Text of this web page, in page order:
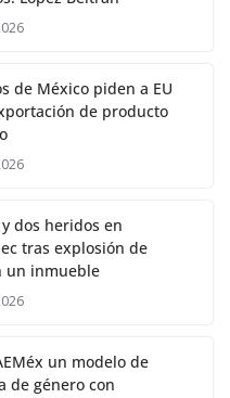
de México piden a EU
de producto
dos heridos en
tras explosión de
un inmueble
un modelo de
de género con